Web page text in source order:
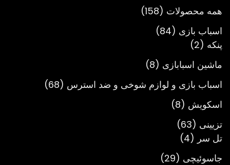
همه محصولات
158
158
اسباب بازی 84
84
پنکه 2
2
محصول
ماشین اسبابازی 8
8
اسباب بازی و لوازم شوخی و ضد استرس 68
68
اسکویش 8
8
تزیینی 63
63
محصول
تل سر 4
4
محصول
جاسوئیچی 29
29